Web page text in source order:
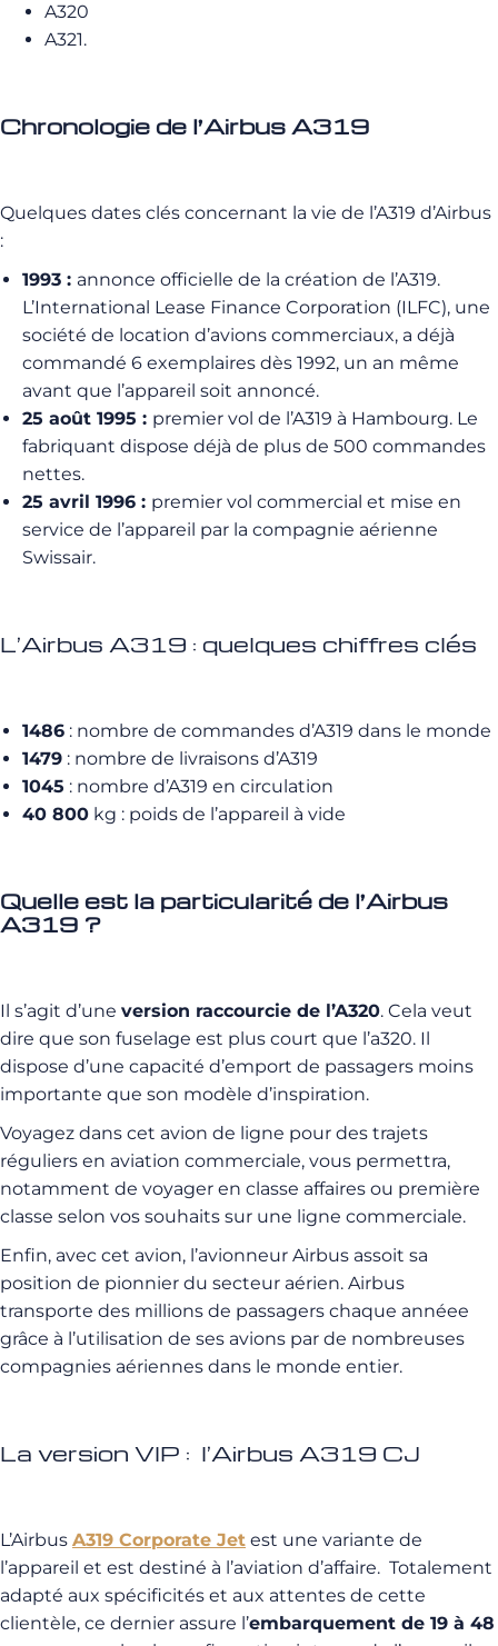
A320
A321.
Chronologie de l’Airbus A319
Quelques dates clés concernant la vie de l’A319 d’Airbus
:
1993 : annonce officielle de la création de l’A319.
L’International Lease Finance Corporation (ILFC), une
société de location d’avions commerciaux, a déjà
commandé 6 exemplaires dès 1992, un an même
avant que l’appareil soit annoncé.
25 août 1995 : premier vol de l’A319 à Hambourg. Le
fabriquant dispose déjà de plus de 500 commandes
nettes.
25 avril 1996 : premier vol commercial et mise en
service de l’appareil par la compagnie aérienne
Swissair.
L’Airbus A319 : quelques chiffres clés
1486 : nombre de commandes d’A319 dans le monde
1479 : nombre de livraisons d’A319
1045 : nombre d’A319 en circulation
40 800 kg : poids de l’appareil à vide
Quelle est la particularité de l’Airbus
A319 ?
Il s’agit d’une version raccourcie de l’A320. Cela veut
dire que son fuselage est plus court que l’a320. Il
dispose d’une capacité d’emport de passagers moins
importante que son modèle d’inspiration.
Voyagez dans cet avion de ligne pour des trajets
réguliers en aviation commerciale, vous permettra,
notamment de voyager en classe affaires ou première
classe selon vos souhaits sur une ligne commerciale.
Enfin, avec cet avion, l’avionneur Airbus assoit sa
position de pionnier du secteur aérien. Airbus
transporte des millions de passagers chaque annéee
grâce à l’utilisation de ses avions par de nombreuses
compagnies aériennes dans le monde entier.
La version VIP : l’Airbus A319 CJ
L’Airbus A319 Corporate Jet est une variante de
l’appareil et est destiné à l’aviation d’affaire. Totalement
adapté aux spécificités et aux attentes de cette
clientèle, ce dernier assure l’embarquement de 19 à 48